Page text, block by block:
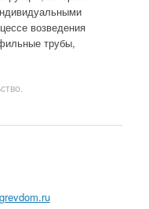
возведения
трубы,